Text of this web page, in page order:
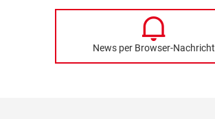
News per Browser-Nachricht